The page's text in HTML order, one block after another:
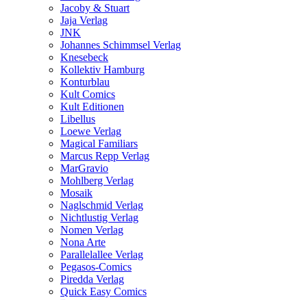
Jacoby & Stuart
Jaja Verlag
JNK
Johannes Schimmsel Verlag
Knesebeck
Kollektiv Hamburg
Konturblau
Kult Comics
Kult Editionen
Libellus
Loewe Verlag
Magical Familiars
Marcus Repp Verlag
MarGravio
Mohlberg Verlag
Mosaik
Naglschmid Verlag
Nichtlustig Verlag
Nomen Verlag
Nona Arte
Parallelallee Verlag
Pegasos-Comics
Piredda Verlag
Quick Easy Comics